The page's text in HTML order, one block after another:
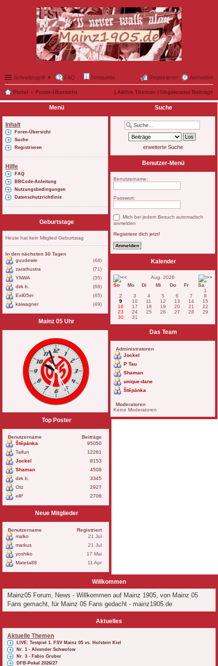
Schnellzugriff ▼ FAQ Netiquette Anmelden
Registrieren
Portal Foren-Übersicht | Aktive Themen | Ungelesene Beiträge
Willkommen
Mainz05 Forum, News - Willkommen auf Mainz 1905, von Mainz 05
Fans gemacht, für Mainz 05 Fans gedacht - mainz1905.de
Aktuelles
Aktuelle Themen
LIVE: Testpiel 1. FSV Mainz 05 vs. Holstein Kiel
Nr. 1 - Alexnder Schwolow
Nr. 3 - Fabio Gruber
DFB-Pokal 2026/27
Menü
Inhalt
Foren-Übersicht
Suche
Registrieren
Hilfe
FAQ
BBCode-Anleitung
Nutzungsbedingungen
Datenschutzrichtlinie
Geburtstage
Heute hat kein Mitglied Geburtstag
In den nächsten 30 Tagen
guudewie
(44)
zarathustra
(71)
YNWA
(35)
dirk b.
(68)
Exil05er
(45)
kaiwagner
(49)
Mainz 05 Uhr
Top Poster
Benutzername
Beiträge
Štěpánka
95050
Taifun
12261
Jockel
8153
Shaman
4508
dirk b.
3345
Otz
2927
elli²
2706
Neue Mitglieder
Benutzername
Registriert
malko
21 Jul
markus
21 Jul
yoshiko
17 Mai
Mateta88
11 Apr
Suche
erweiterte Suche
Benutzer-Menü
Benutzername:
Passwort:
Mich bei jedem Besuch automatisch
anmelden
Registriere dich jetzt!
Kalender
Aug. 2026
So
Mo Di Mi Do Fr
Sa
1
2
3 4 5 6 7
8
9
10 11 12 13 14
15
16
17 18 19 20 21
22
23
24 25 26 27 28
29
30
31
Das Team
Administratoren
Jockel
P Tau
Shaman
unique-dane
Štěpánka
Moderatoren
Keine Moderatoren